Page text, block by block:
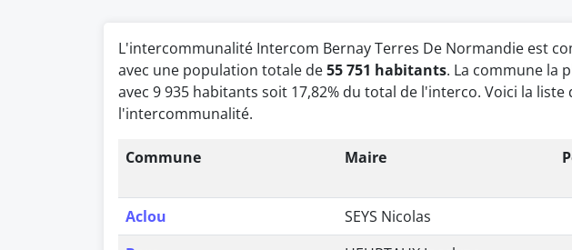
L'intercommunalité Intercom Bernay Terres De Normandie est
avec une population totale de55 751 habitants. La commune la
avec 9 935 habitants soit 17,82% du total de l'interco. Voici la liste
l'intercommunalité.
Commune Maire
Aclou
SEYS Nicolas